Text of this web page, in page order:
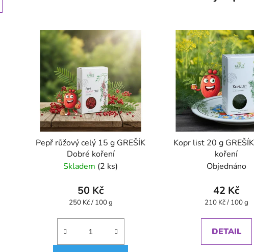
Pepř růžový celý 15 g GREŠÍK
Dobré koření
Skladem (2 ks)
50 Kč
Měrná
250 Kč / 100 g
Kopr list 20 g
koření
Objednáno
42 Kč
Měrná
210 Kč / 100 g
DETAIL